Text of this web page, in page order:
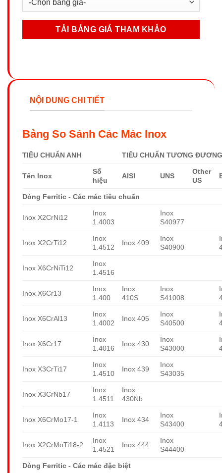
NỘI DUNG CHI TIẾT
Bảng So Sánh Các Mác Inox
TIÊU CHUẨN ANH TIÊU CHUẨN TƯƠNG
Tên Inox
Số
hiệu
AISI UNS
Other
US
Dòng Ferritic - Các mác tiêu chuẩn
Inox X2CrNi12
Inox
1.4003
Inox
S40977
Inox X2CrTi12
Inox
1.4512
Inox 409
Inox
S40900
Inox X6CrNiTi12
Inox
1.4516
Inox X6Cr13
Inox
1.400
Inox
410S
Inox
S41008
Inox X6CrAl13
Inox
1.4002
Inox 405
Inox
S40500
Inox X6Cr17
Inox
1.4016
Inox 430
Inox
S43000
Inox X3CrTi17
Inox
1.4510
Inox 439
Inox
S43035
Inox X3CrNb17
Inox
1.4511
Inox
430Nb
Inox X6CrMo17-1
Inox
1.4113
Inox 434
Inox
S43400
Inox X2CrMoTi18-2
Inox
1.4521
Inox 444
Inox
S44400
Dòng Ferritic - Các mác đặc biệt